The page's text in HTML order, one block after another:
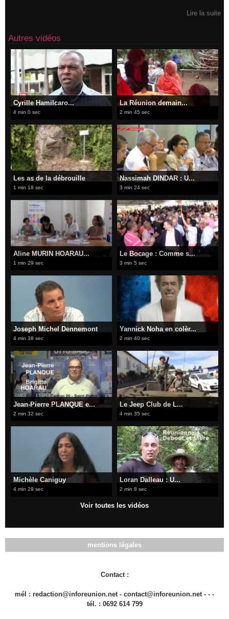
Lire la suite
Autres vidéos
Cyrille Hamilcaro...
4 min 0 sec
La Réunion demain...
2 min 45 sec
Les as de la débrouille
1 min 18 sec
Nassimah DINDAR : U...
3 min 24 sec
Aline MURIN HOARAU...
1 min 29 sec
Le Bocage : Comme s...
3 min 5 sec
Joseph Michel Dennemont
4 min 38 sec
Yannick Noha en colèr...
2 min 40 sec
Jean-Pierre PLANQUE e...
2 min 32 sec
Le Jeep Club de L...
4 min 35 sec
Michèle Caniguy
4 min 29 sec
Loran Dalleau : U...
2 min 8 sec
Voir toutes les vidéos
mentions légales
Contact :
mél : redaction@inforeunion.net - contact@inforeunion.net - - -
tél. : 0692 614 799